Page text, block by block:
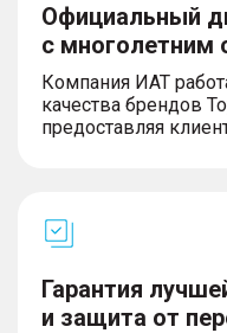
Официальный
с многолетним
Компания ИАТ
качества брендов
предоставляя
Гарантия
и защита от